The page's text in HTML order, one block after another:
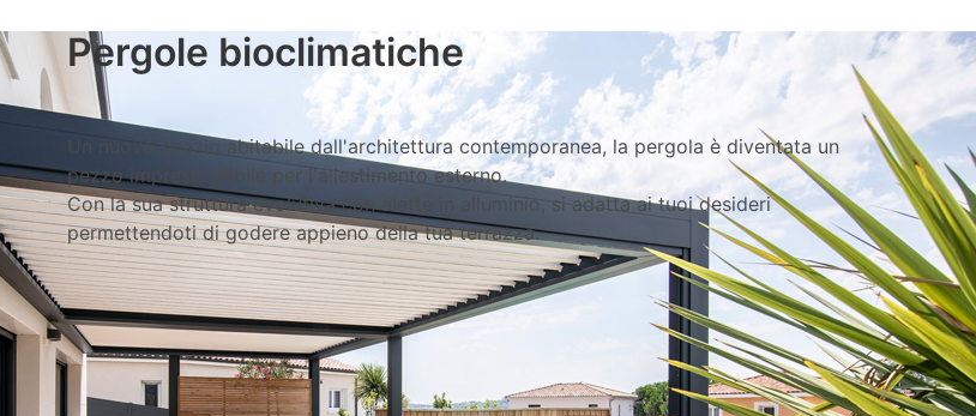
Pergole bioclimatiche
Un nuovo spazio abitabile dall'architettura contemporanea, la pergola è diventata un
pezzo imprescindibile per l'allestimento esterno.
Con la sua struttura evolutiva con alette in alluminio, si adatta ai tuoi desideri
permettendoti di godere appieno della tua terrazza.